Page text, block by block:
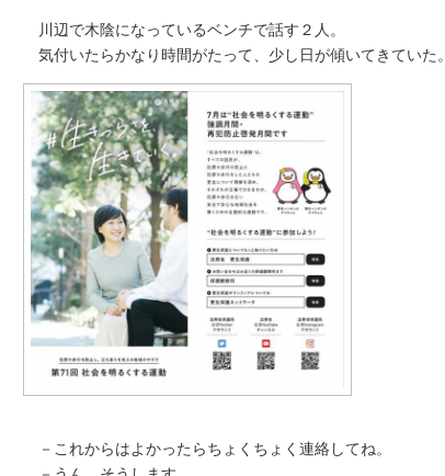
川辺で木陰になっているベンチで話す２人。
気付いたらかなり時間がたって、少し日が傾いてきていた。
－これからはよかったらちょくちょく連絡してね。